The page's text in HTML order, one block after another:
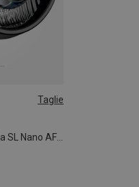
Taglie